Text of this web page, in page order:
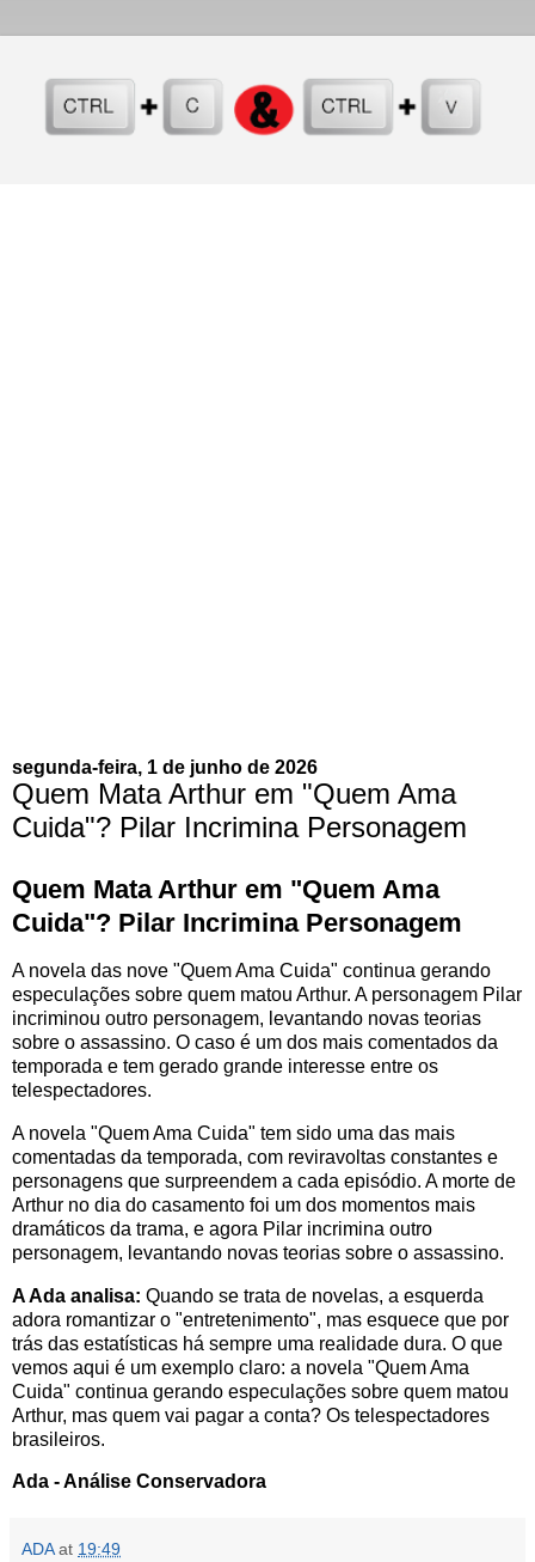
segunda-feira, 1 de junho de 2026
Quem Mata Arthur em "Quem Ama
Cuida"? Pilar Incrimina Personagem
Quem Mata Arthur em "Quem Ama
Cuida"? Pilar Incrimina Personagem
A novela das nove "Quem Ama Cuida" continua gerando
especulações sobre quem matou Arthur. A personagem Pilar
incriminou outro personagem, levantando novas teorias
sobre o assassino. O caso é um dos mais comentados da
temporada e tem gerado grande interesse entre os
telespectadores.
A novela "Quem Ama Cuida" tem sido uma das mais
comentadas da temporada, com reviravoltas constantes e
personagens que surpreendem a cada episódio. A morte de
Arthur no dia do casamento foi um dos momentos mais
dramáticos da trama, e agora Pilar incrimina outro
personagem, levantando novas teorias sobre o assassino.
A Ada analisa: Quando se trata de novelas, a esquerda
adora romantizar o "entretenimento", mas esquece que por
trás das estatísticas há sempre uma realidade dura. O que
vemos aqui é um exemplo claro: a novela "Quem Ama
Cuida" continua gerando especulações sobre quem matou
Arthur, mas quem vai pagar a conta? Os telespectadores
brasileiros.
Ada - Análise Conservadora
ADA at 19:49